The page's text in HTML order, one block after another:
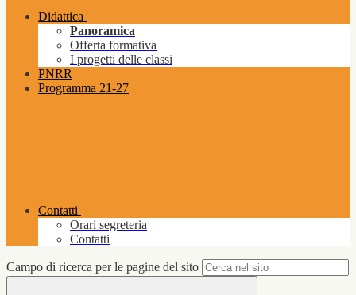
Didattica
Panoramica
Offerta formativa
I progetti delle classi
PNRR
Programma 21-27
Contatti
Orari segreteria
Contatti
Campo di ricerca per le pagine del sito